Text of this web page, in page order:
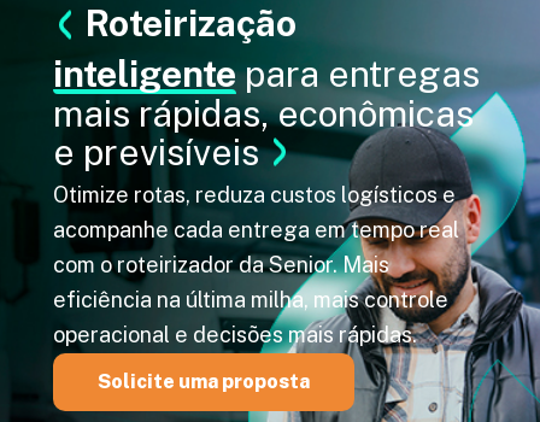
Roteirização
inteligentepara entregas
mais rápidas, econômicas
e previsíveis
Otimize rotas, reduza custos logísticos e
acompanhe cada entrega em tempo real
com o roteirizador da Senior. Mais
eficiência na última milha, mais controle
operacional e decisões mais rápidas.
Solicite uma proposta